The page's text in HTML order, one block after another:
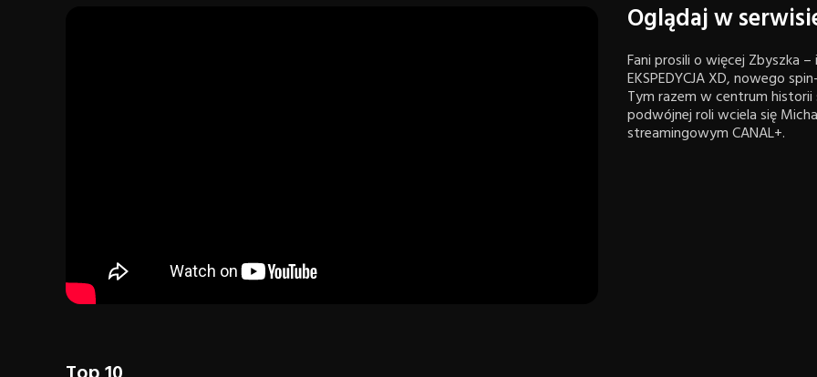
Oglądaj w
Fani prosili o więcej Zbyszka
EKSPEDYCJA XD, nowego
Tym razem w centrum
podwójnej roli wciela się
streamingowym CANAL+.